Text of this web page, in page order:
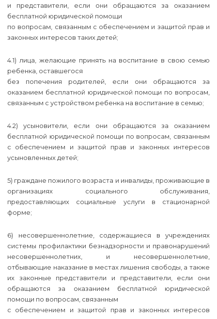
и представители, если они обращаются за оказанием
бесплатной юридической помощи
по вопросам, связанным с обеспечением и защитой прав и
законных интересов таких детей;
4.1) лица, желающие принять на воспитание в свою семью
ребенка, оставшегося
без попечения родителей, если они обращаются за
оказанием бесплатной юридической помощи по вопросам,
связанным с устройством ребенка на воспитание в семью;
4.2) усыновители, если они обращаются за оказанием
бесплатной юридической помощи по вопросам, связанным
с обеспечением и защитой прав и законных интересов
усыновленных детей;
5) граждане пожилого возраста и инвалиды, проживающие в
организациях социального обслуживания,
предоставляющих социальные услуги в стационарной
форме;
6) несовершеннолетние, содержащиеся в учреждениях
системы профилактики безнадзорности и правонарушений
несовершеннолетних, и несовершеннолетние,
отбывающие наказание в местах лишения свободы, а также
их законные представители и представители, если они
обращаются за оказанием бесплатной юридической
помощи по вопросам, связанным
с обеспечением и защитой прав и законных интересов